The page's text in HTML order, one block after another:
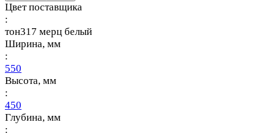
Цвет поставщика
:
тон317 мерц белый
Ширина, мм
:
550
Высота, мм
:
450
Глубина, мм
: